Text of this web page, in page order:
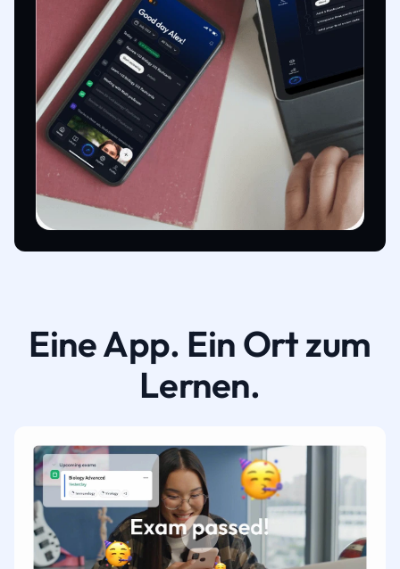
Eine App. Ein Ort zum
Lernen.